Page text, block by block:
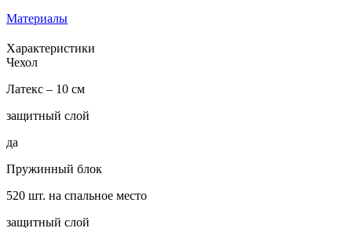
Материалы
Характеристики
Чехол
Латекс – 10 см
защитный слой
да
Пружинный блок
520 шт. на спальное место
защитный слой